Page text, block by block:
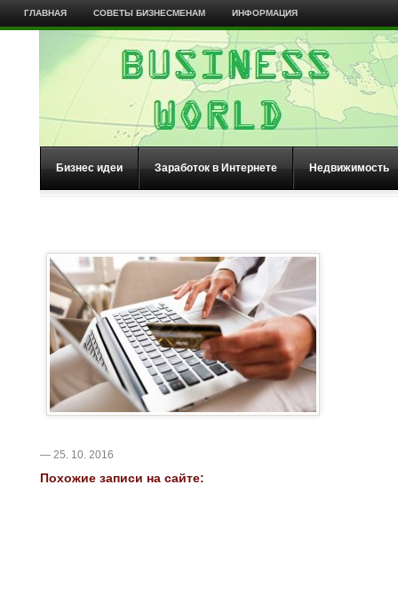
ГЛАВНАЯ СОВЕТЫ БИЗНЕСМЕНАМ ИНФОРМАЦИЯ
Бизнес идеи Заработок в Интернете Недвижимость
— 25. 10. 2016
Похожие записи на сайте: